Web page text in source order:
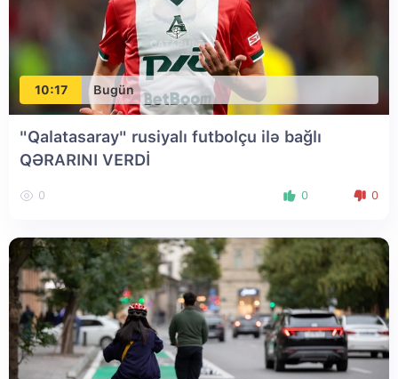
10:17 Bugün
"Qalatasaray" rusiyalı futbolçu ilə bağlı
QƏRARINI VERDİ
0 0 0